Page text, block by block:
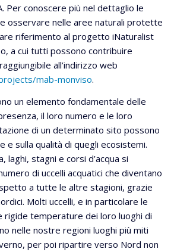
Per conoscere più nel dettaglio le
osservare nelle aree naturali protette
riferimento al progetto iNaturalist
a cui tutti possono contribuire
all’indirizzo web
mab-monviso.
un elemento fondamentale delle
il loro numero e le loro
di un determinato sito possono
e sulla qualità di quegli ecosistemi.
laghi, stagni e corsi d’acqua si
di uccelli acquatici che diventano
a tutte le altre stagioni, grazie
Molti uccelli, e in particolare le
rigide temperature dei loro luoghi di
nelle nostre regioni luoghi più miti
per poi ripartire verso Nord non